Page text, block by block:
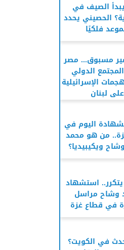
الصيف في
الحصيني يحدد
فلكيًا
مسبوق... مصر
الدولي
الإسرائيلية
على لبنان
اليوم في
من هو محمد
ويكيبيديا؟
استشهاد
وشاح مراسل
في قطاع غزة
في الكويت؟